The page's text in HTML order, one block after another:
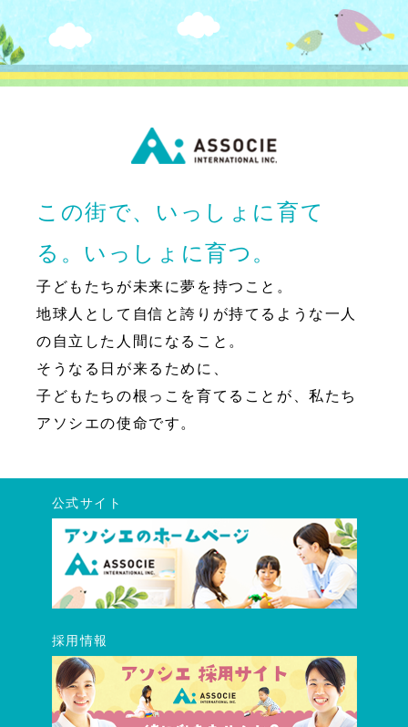
この街で、いっしょに育て
る。いっしょに育つ。
子どもたちが未来に夢を持つこと。
地球人として自信と誇りが持てるような一人
の自立した人間になること。
そうなる日が来るために、
子どもたちの根っこを育てることが、私たち
アソシエの使命です。
公式サイト
採用情報